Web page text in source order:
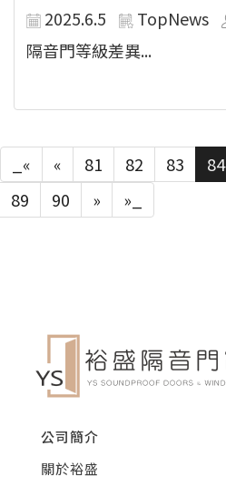
2025.6.5 TopNews
隔音門等級差異...
_« « 81 82 83 84
89
90 » »_
公司簡介
關於裕盛